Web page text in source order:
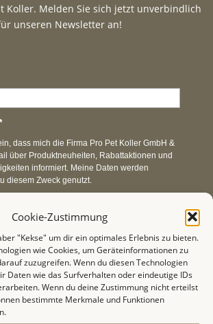
Cookie-Zustimmung
"Kekse" um dir ein optimales Erlebnis zu bieten.
wie Cookies, um Geräteinformationen zu
zuzugreifen. Wenn du diesen Technologien
Daten wie das Surfverhalten oder eindeutige IDs
Wenn du deine Zustimmung nicht erteilst
bestimmte Merkmale und Funktionen
Koller. Melden Sie sich jetzt unverbindlich
unseren Newsletter an!
dass mich die Firma Pro Pet Koller GmbH &
über Produktneuheiten, Rabattaktionen und
informiert. Meine Daten werden
diesem Zweck genutzt.
Anmelden